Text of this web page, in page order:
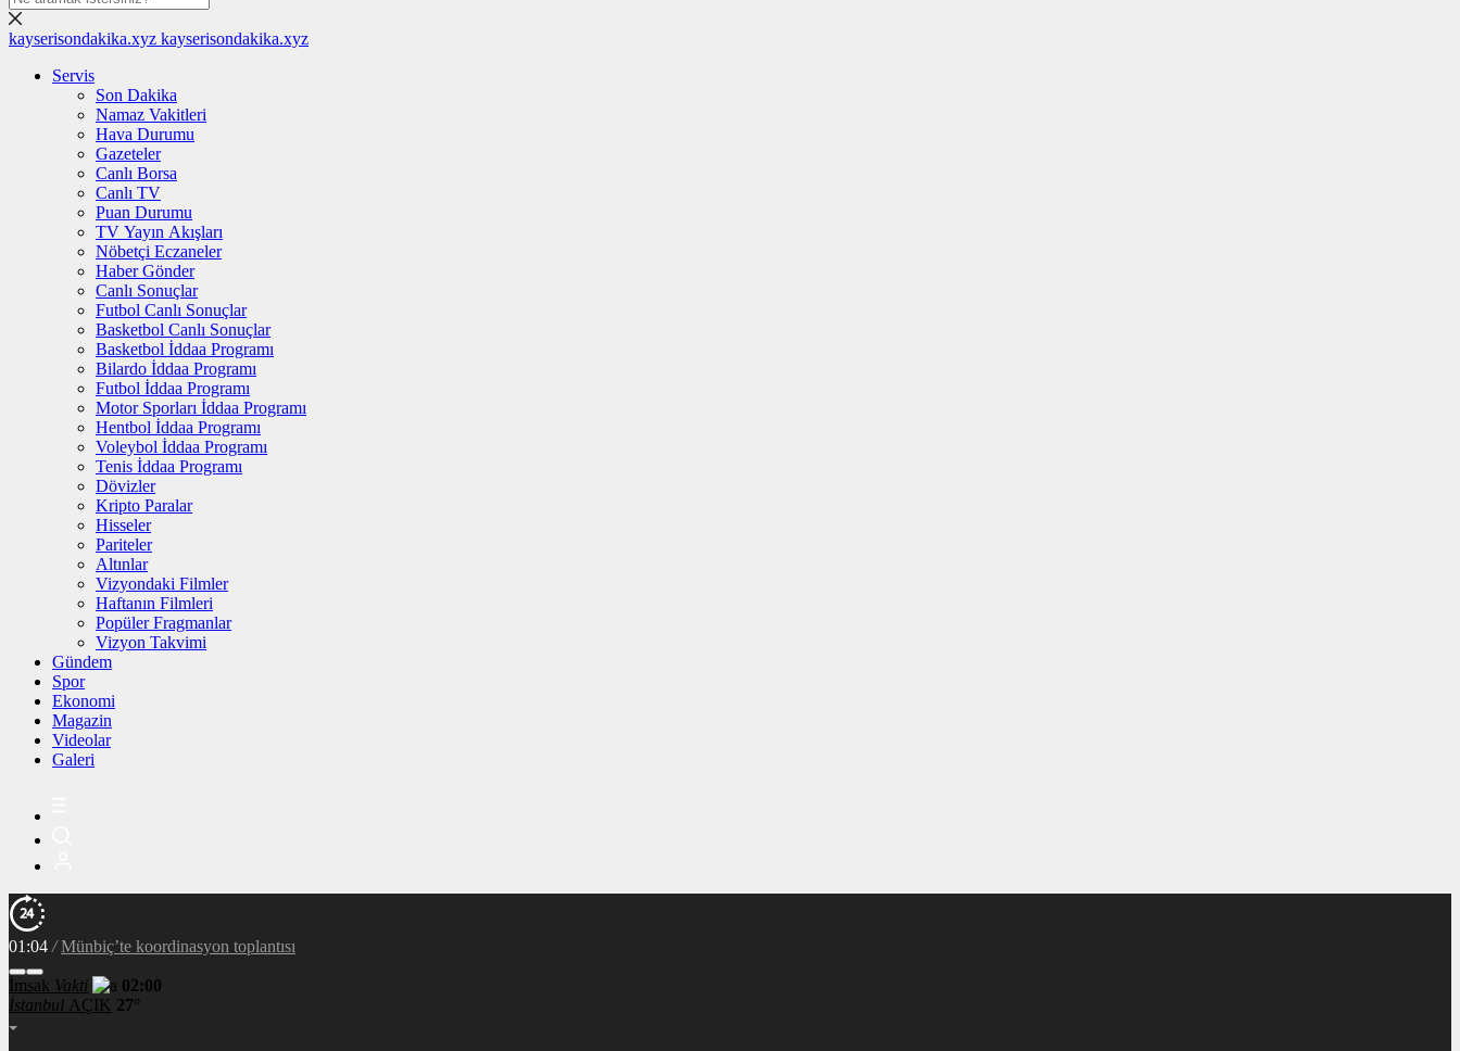
kayserisondakika.xyz kayserisondakika.xyz
Servis
Son Dakika
Namaz Vakitleri
Hava Durumu
Gazeteler
Canlı Borsa
Canlı TV
Puan Durumu
TV Yayın Akışları
Nöbetçi Eczaneler
Haber Gönder
Canlı Sonuçlar
Futbol Canlı Sonuçlar
Basketbol Canlı Sonuçlar
Basketbol İddaa Programı
Bilardo İddaa Programı
Futbol İddaa Programı
Motor Sporları İddaa Programı
Hentbol İddaa Programı
Voleybol İddaa Programı
Tenis İddaa Programı
Dövizler
Kripto Paralar
Hisseler
Pariteler
Altınlar
Vizyondaki Filmler
Haftanın Filmleri
Popüler Fragmanlar
Vizyon Takvimi
Gündem
Spor
Ekonomi
Magazin
Videolar
Galeri
01:04 / Münbiç’te koordinasyon toplantısı
İmsak Vakti
02:00
İstanbul AÇIK 27°